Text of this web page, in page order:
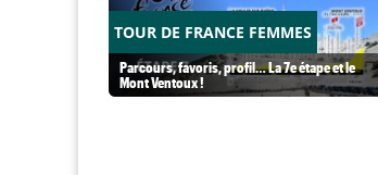
TOUR DE FRANCE FEMMES
Parcours, favoris, profil… La 7e étape et le
Mont Ventoux !